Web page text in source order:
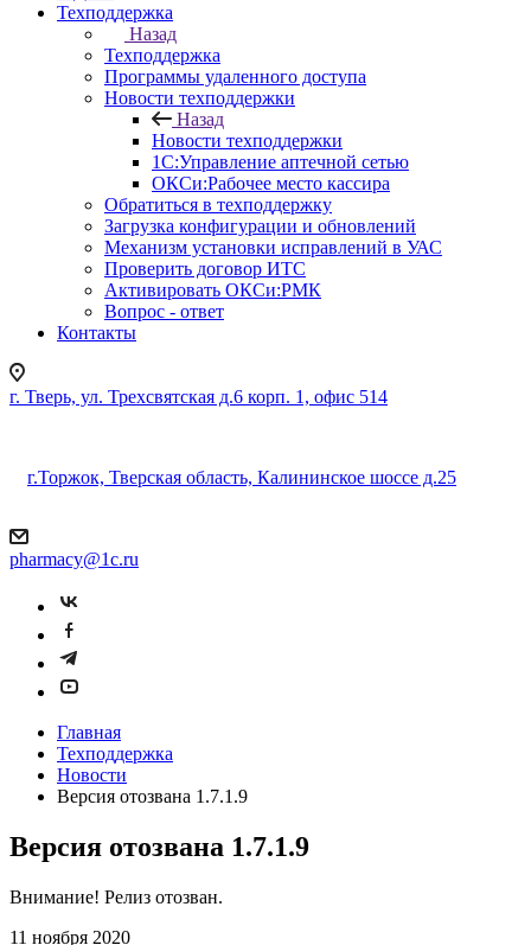
Техподдержка
Назад
Техподдержка
Программы удаленного доступа
Новости техподдержки
Назад
Новости техподдержки
1С:Управление аптечной сетью
ОКСи:Рабочее место кассира
Обратиться в техподдержку
Загрузка конфигурации и обновлений
Механизм установки исправлений в УАС
Проверить договор ИТС
Активировать ОКСи:РМК
Вопрос - ответ
Контакты
г. Тверь, ул. Трехсвятская д.6 корп. 1, офис 514
г.Торжок, Тверская область, Калининское шоссе д.25
pharmacy@1c.ru
Главная
Техподдержка
Новости
Версия отозвана 1.7.1.9
Версия отозвана 1.7.1.9
Внимание! Релиз отозван.
11 ноября 2020